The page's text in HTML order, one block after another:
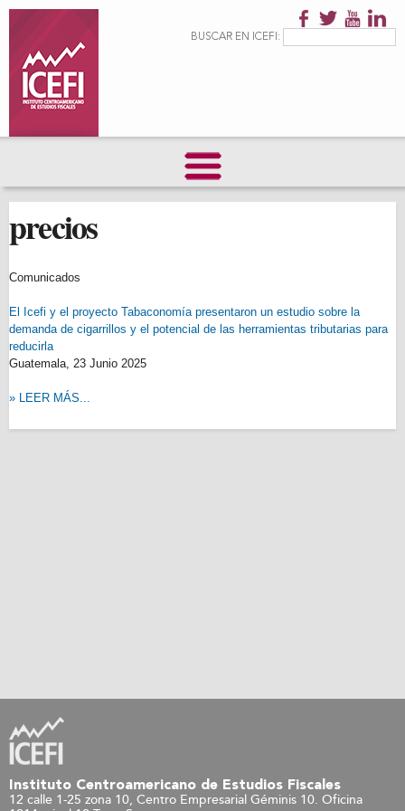
principalFormulario de
BUSCAR EN ICEFI:
precios
Comunicados
El Icefi y el proyecto Tabaconomía presentaron un estudio sobre la
demanda de cigarrillos y el potencial de las herramientas tributarias para
reducirla
Guatemala, 23 Junio 2025
» LEER MÁS...
Instituto Centroamericano de Estudios Fiscales
12 calle 1-25 zona 10, Centro Empresarial Géminis 10. Oficina